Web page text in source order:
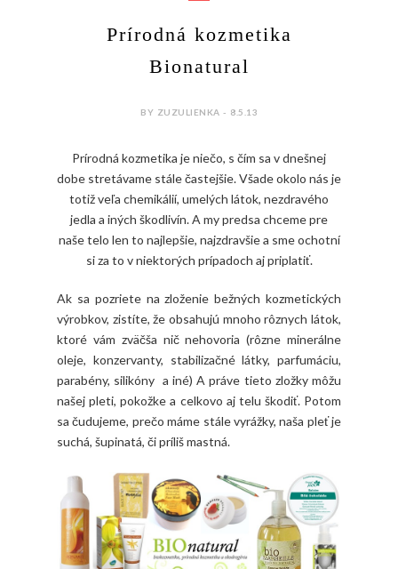
Prírodná kozmetika
Bionatural
BY ZUZULIENKA - 8.5.13
Prírodná kozmetika je niečo, s čím sa v dnešnej
dobe stretávame stále častejšie. Všade okolo nás je
totiž veľa chemikálií, umelých látok, nezdravého
jedla a iných škodlivín. A my predsa chceme pre
naše telo len to najlepšie, najzdravšie a sme ochotní
si za to v niektorých prípadoch aj priplatiť.
Ak sa pozriete na zloženie bežných kozmetických
výrobkov, zistíte, že obsahujú mnoho rôznych látok,
ktoré vám zväčša nič nehovoria (rôzne minerálne
oleje, konzervanty, stabilizačné látky, parfumáciu,
parabény, silikóny a iné) A práve tieto zložky môžu
našej pleti, pokožke a celkovo aj telu škodiť. Potom
sa čudujeme, prečo máme stále vyrážky, naša pleť je
suchá, šupinatá, či príliš mastná.